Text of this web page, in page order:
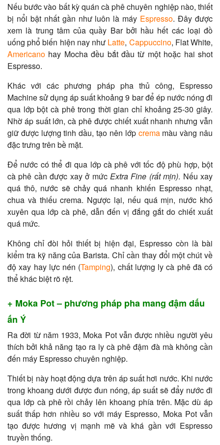
Nếu bước vào bất kỳ quán cà phê chuyên nghiệp nào, thiết
bị nổi bật nhất gần như luôn là máy Espresso. Đây được
xem là trung tâm của quầy Bar bởi hầu hết các loại đồ
uống phổ biến hiện nay như Latte, Cappuccino, Flat White,
Americano hay Mocha đều bắt đầu từ một hoặc hai shot
Espresso.
Khác với các phương pháp pha thủ công, Espresso
Machine sử dụng áp suất khoảng 9 bar để ép nước nóng đi
qua lớp bột cà phê trong thời gian chỉ khoảng 25-30 giây.
Nhờ áp suất lớn, cà phê được chiết xuất nhanh nhưng vẫn
giữ được lượng tinh dầu, tạo nên lớp cremamàu vàng nâu
đặc trưng trên bề mặt.
Để nước có thể đi qua lớp cà phê với tốc độ phù hợp, bột
cà phê cần được xay ở mức Extra Fine (rất mịn). Nếu xay
quá thô, nước sẽ chảy quá nhanh khiến Espresso nhạt,
chua và thiếu crema. Ngược lại, nếu quá mịn, nước khó
xuyên qua lớp cà phê, dẫn đến vị đắng gắt do chiết xuất
quá mức.
Không chỉ đòi hỏi thiết bị hiện đại, Espresso còn là bài
kiểm tra kỹ năng của Barista. Chỉ cần thay đổi một chút về
độ xay hay lực nén (Tamping), chất lượng ly cà phê đã có
thể khác biệt rõ rệt.
+ Moka Pot – phương pháp pha mang đậm dấu
ấn Ý
Ra đời từ năm 1933, Moka Pot vẫn được nhiều người yêu
thích bởi khả năng tạo ra ly cà phê đậm đà mà không cần
đến máy Espresso chuyên nghiệp.
Thiết bị này hoạt động dựa trên áp suất hơi nước. Khi nước
trong khoang dưới được đun nóng, áp suất sẽ đẩy nước đi
qua lớp cà phê rồi chảy lên khoang phía trên. Mặc dù áp
suất thấp hơn nhiều so với máy Espresso, Moka Pot vẫn
tạo được hương vị mạnh mẽ và khá gần với Espresso
truyền thống.